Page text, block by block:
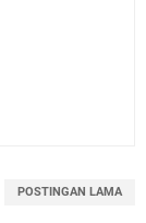
POSTINGAN LAMA